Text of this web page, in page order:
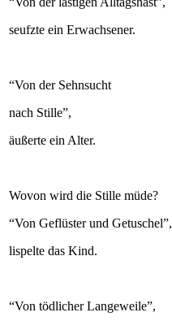
seufzte ein Erwachsener.
“Von der Sehnsucht
nach Stille”,
äußerte ein Alter.
Wovon wird die Stille müde?
“Von Geflüster und Getuschel”,
lispelte das Kind.
“Von tödlicher Langeweile”,